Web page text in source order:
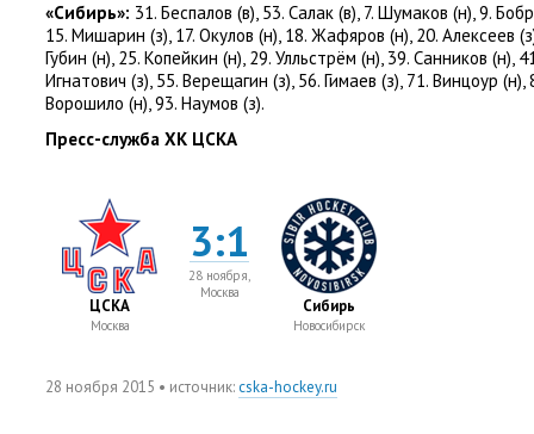
«Сибирь»: 31. Беспалов (в), 53. Салак (в), 7. Шумаков (н), 9.
15. Мишарин (з), 17. Окулов (н), 18. Жафяров (н), 20. Алексеев (
Губин (н), 25. Копейкин (н), 29. Улльстрём (н), 39. Санников (н),
Игнатович (з), 55. Верещагин (з), 56. Гимаев (з), 71. Винцоур (н),
Ворошило (н), 93. Наумов (з).
Пресс-служба ХК ЦСКА
ЦСКА
Москва
3:1
28 ноября,
Москва
Сибирь
Новосибирск
28 ноября 2015 • источник:cska-hockey.ru